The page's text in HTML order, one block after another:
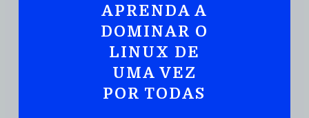
JUNTE-SE A MAIS DE 110.000 PESSOAS QUE JÁ TEM UMA CÓPIA
IniciandoCom Linux De Maneira
Prática E Rápida
DOWNLOAD DO EBOOK
APRENDA A
DOMINAR O
LINUX DE
UMA VEZ
POR TODAS